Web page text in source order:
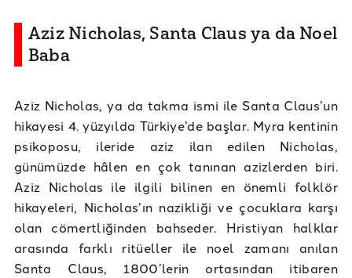
Aziz Nicholas, Santa Claus ya da Noel
Baba
Aziz Nicholas, ya da takma ismi ile Santa Claus’un
hikayesi 4. yüzyılda Türkiye’de başlar. Myra kentinin
psikoposu, ileride aziz ilan edilen Nicholas,
günümüzde hâlen en çok tanınan azizlerden biri.
Aziz Nicholas ile ilgili bilinen en önemli folklör
hikayeleri, Nicholas’ın nazikliği ve çocuklara karşı
olan cömertliğinden bahseder. Hristiyan halklar
arasında farklı ritüeller ile noel zamanı anılan
Santa Claus, 1800’lerin ortasından itibaren